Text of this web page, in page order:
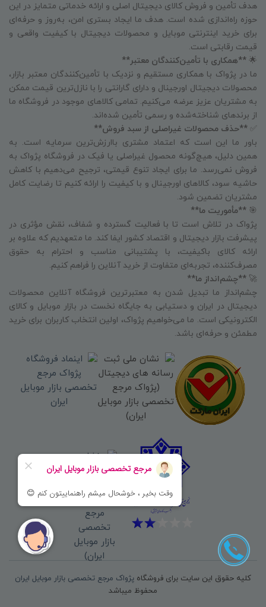
هدف تأمین و فروش کالای دیجیتال اصلی و ارائه خدماتی متمایز در این
حوزه راه‌اندازی شده است. هدف ما ایجاد بستری امن، به‌روز و حرفه‌ای
برای خرید اینترنتی موبایل و محصولات دیجیتال با کیفیت واقعی و
قیمت رقابتی است.
🌟 **همکاری با تأمین‌کنندگان معتبر**
ما در پژواک با همکاری مستقیم و نزدیک با تأمین‌کنندگان معتبر بازار،
محصولات دیجیتال اورجینال و دارای گارانتی را با نازل‌ترین قیمت ممکن
به مشتریان عزیز عرضه می‌کنیم. تمامی کالاهای موجود در فروشگاه ما
از برندهای شناخته‌شده و رسمی تأمین شده‌اند.
✅ **حذف محصولات غیراصلی از سبد فروش**
باور ما این است که اعتماد مشتری باارزش‌ترین سرمایه است. به
همین دلیل، هیچ‌گونه محصول غیراصلی یا فیک در فروشگاه پژواک به
فروش نمی‌رسد. ما برای ایجاد تنوع قیمتی، ترجیح می‌دهیم با کاهش
حاشیه سود، کالاهای اورجینال و با کیفیت را ارائه کنیم تا رضایت کامل
مشتریان تضمین شود.
🎯 **مأموریت ما**
پژواک در تلاش است تا با فعالیت گسترده و شفاف، نقش مؤثری در
پیشرفت بازار دیجیتال و اقتصاد کشور ایفا کند. ما متعهدیم که علاوه بر
ارائه کالای باکیفیت، با پشتیبانی مناسب و احترام به حقوق
مصرف‌کننده، تجربه‌ای متفاوت از خرید آنلاین را فراهم کنیم.
🚀 **چشم‌انداز ما**
چشم‌انداز ما تبدیل شدن به معتبرترین فروشگاه آنلاین محصولات
دیجیتال در ایران و دستیابی به جایگاه نخست در بازار موبایل و کالای
الکترونیکی است. ما می‌خواهیم پژواک، اولین انتخاب کاربران برای خرید
مطمئن و حرفه‌ای باشد.
کلیه حقوق این سایت برای فروشگاه پژواک مرجع تخصصی بازار موبایل ایران
محفوظ میباشد